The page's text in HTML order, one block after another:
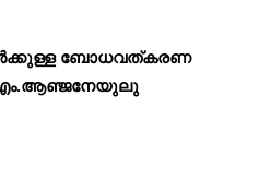
ബോധവത്കരണ